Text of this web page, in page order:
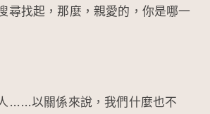
o
尋找起，那麼，親愛的，你是哪一
……以關係來說，我們什麼也不